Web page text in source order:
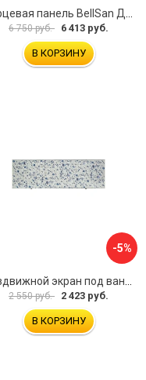
Торцевая панель BellSan Даниелла 4627171531049
6 750 руб. 6 413 руб.
В КОРЗИНУ
-5%
2 550 руб. 2 423 руб.
В КОРЗИНУ